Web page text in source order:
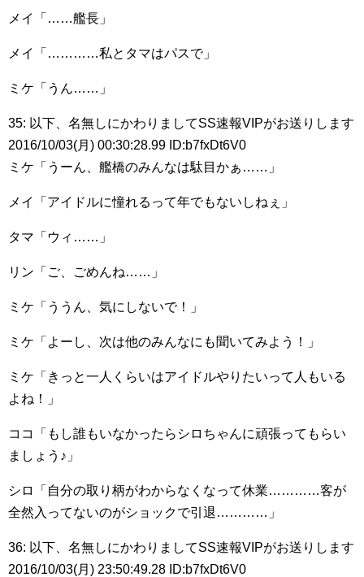
メイ「……艦長」
メイ「…………私とタマはパスで」
ミケ「うん……」
35: 以下、名無しにかわりましてSS速報VIPがお送りします
2016/10/03(月) 00:30:28.99 ID:b7fxDt6V0
ミケ「うーん、艦橋のみんなは駄目かぁ……」
メイ「アイドルに憧れるって年でもないしねぇ」
タマ「ウィ……」
リン「ご、ごめんね……」
ミケ「ううん、気にしないで！」
ミケ「よーし、次は他のみんなにも聞いてみよう！」
ミケ「きっと一人くらいはアイドルやりたいって人もいる
よね！」
ココ「もし誰もいなかったらシロちゃんに頑張ってもらい
ましょう♪」
シロ「自分の取り柄がわからなくなって休業…………客が
全然入ってないのがショックで引退…………」
36: 以下、名無しにかわりましてSS速報VIPがお送りします
2016/10/03(月) 23:50:49.28 ID:b7fxDt6V0